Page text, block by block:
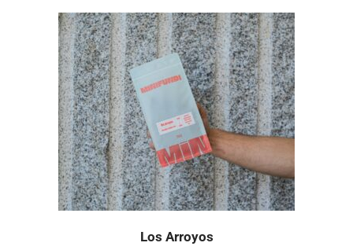
Los Arroyos